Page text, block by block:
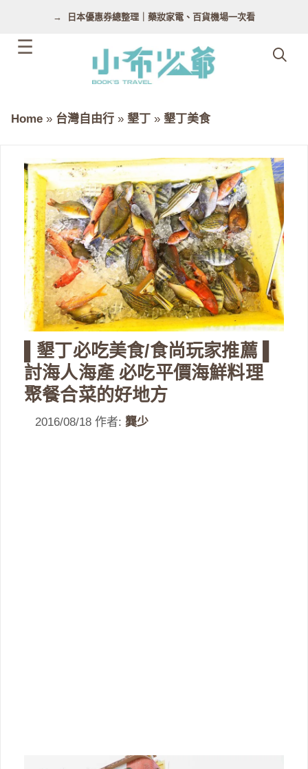
日本優惠券總整理｜藥妝家電、百貨機場一次看
Home » 台灣自由行 » 墾丁 » 墾丁美食
▌墾丁必吃美食/食尚玩家推薦 ▌
討海人海產 必吃平價海鮮料理
聚餐合菜的好地方
2016/08/18 作者: 龔少